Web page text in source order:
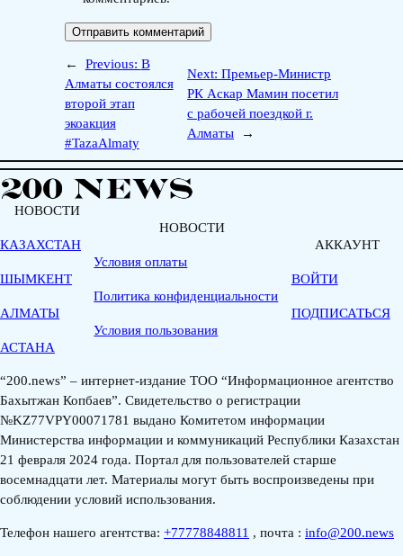
← Previous: В
Алматы состоялся
второй этап
экоакция
#TazaAlmaty
Next:Премьер-Министр
РК Аскар Мамин посетил
с рабочей поездкой г.
Алматы
→
НОВОСТИ
КАЗАХСТАН
ШЫМКЕНТ
АЛМАТЫ
АСТАНА
НОВОСТИ
Условия оплаты
Политика конфиденциальности
Условия пользования
АККАУНТ
ВОЙТИ
ПОДПИСАТЬСЯ
“200.news” – интернет-издание ТОО “Информационное агентство
Бахытжан Копбаев”. Свидетельство о регистрации
№KZ77VPY00071781 выдано Комитетом информации
Министерства информации и коммуникаций Республики Казахстан
21 февраля 2024 года. Портал для пользователей старше
восемнадцати лет. Материалы могут быть воспроизведены при
соблюдении условий использования.
Телефон нашего агентства: +77778848811 , почта : info@200.news